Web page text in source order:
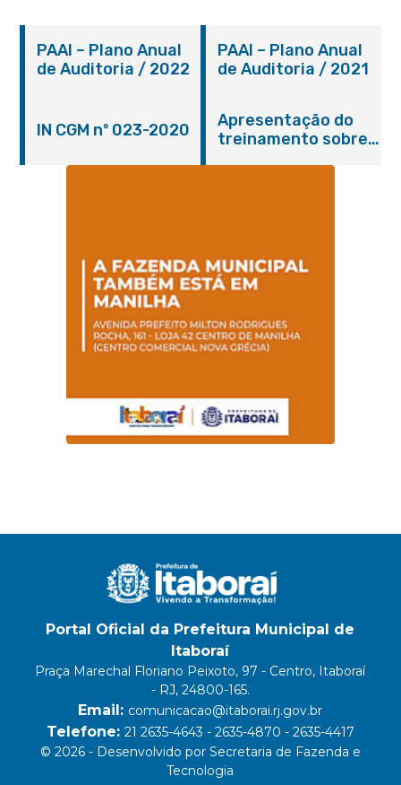
PAAI – Plano Anual
de Auditoria / 2022
PAAI – Plano Anual
de Auditoria / 2021
IN CGM nº 023-2020
Apresentação do
treinamento sobre
Portal Oficial da Prefeitura Municipal de
Itaboraí
Praça Marechal Floriano Peixoto, 97 - Centro, Itaboraí
- RJ, 24800-165.
Email: comunicacao@itaborai.rj.gov.br
Telefone: 21 2635-4643 - 2635-4870 - 2635-4417
© 2026 - Desenvolvido por Secretaria de Fazenda e
Tecnologia